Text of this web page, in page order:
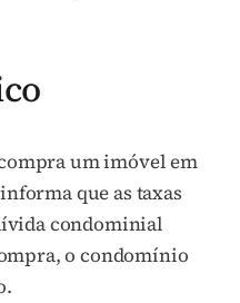
um imóvel em
que as taxas
condominial
o condomínio